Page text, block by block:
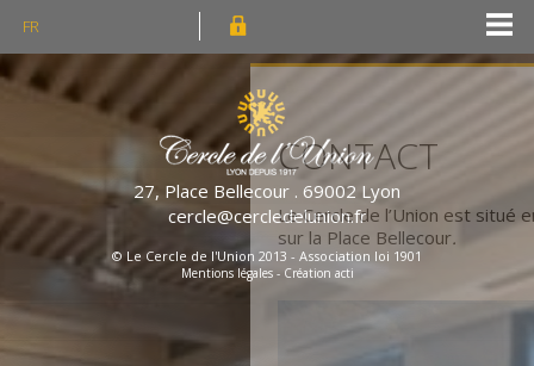
FR
CONTACT
Le Cercle de l’Union est situé en plein
sur la Place Bellecour.
27, Place Bellecour . 69002 Lyon
cercle@cercledelunion.fr
© Le Cercle de l'Union 2013 - Association loi 1901
Mentions légales- Création acti